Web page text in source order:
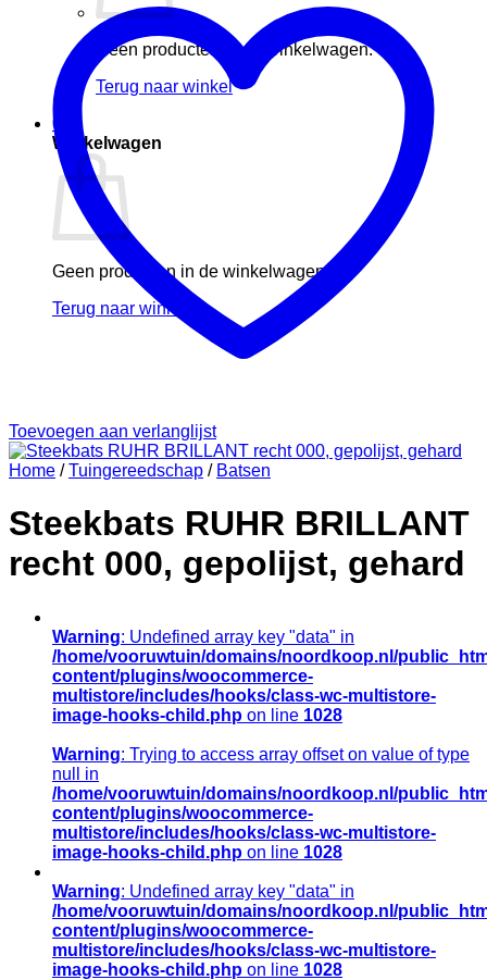
Geen producten in de winkelwagen.
Terug naar winkel
0
Winkelwagen
Geen producten in de winkelwagen.
Terug naar winkel
Toevoegen aan verlanglijst
Home / Tuingereedschap / Batsen
Steekbats RUHR BRILLANT
recht 000, gepolijst, gehard
Warning: Undefined array key "data" in
/home/vooruwtuin/domains/noordkoop.nl/
content/plugins/woocommerce-
multistore/includes/hooks/class-wc-multistore-
image-hooks-child.php on line 1028
Warning: Trying to access array offset on value of type
null in
/home/vooruwtuin/domains/noordkoop.nl/
content/plugins/woocommerce-
multistore/includes/hooks/class-wc-multistore-
image-hooks-child.php on line 1028
Warning: Undefined array key "data" in
/home/vooruwtuin/domains/noordkoop.nl/
content/plugins/woocommerce-
multistore/includes/hooks/class-wc-multistore-
image-hooks-child.php on line 1028